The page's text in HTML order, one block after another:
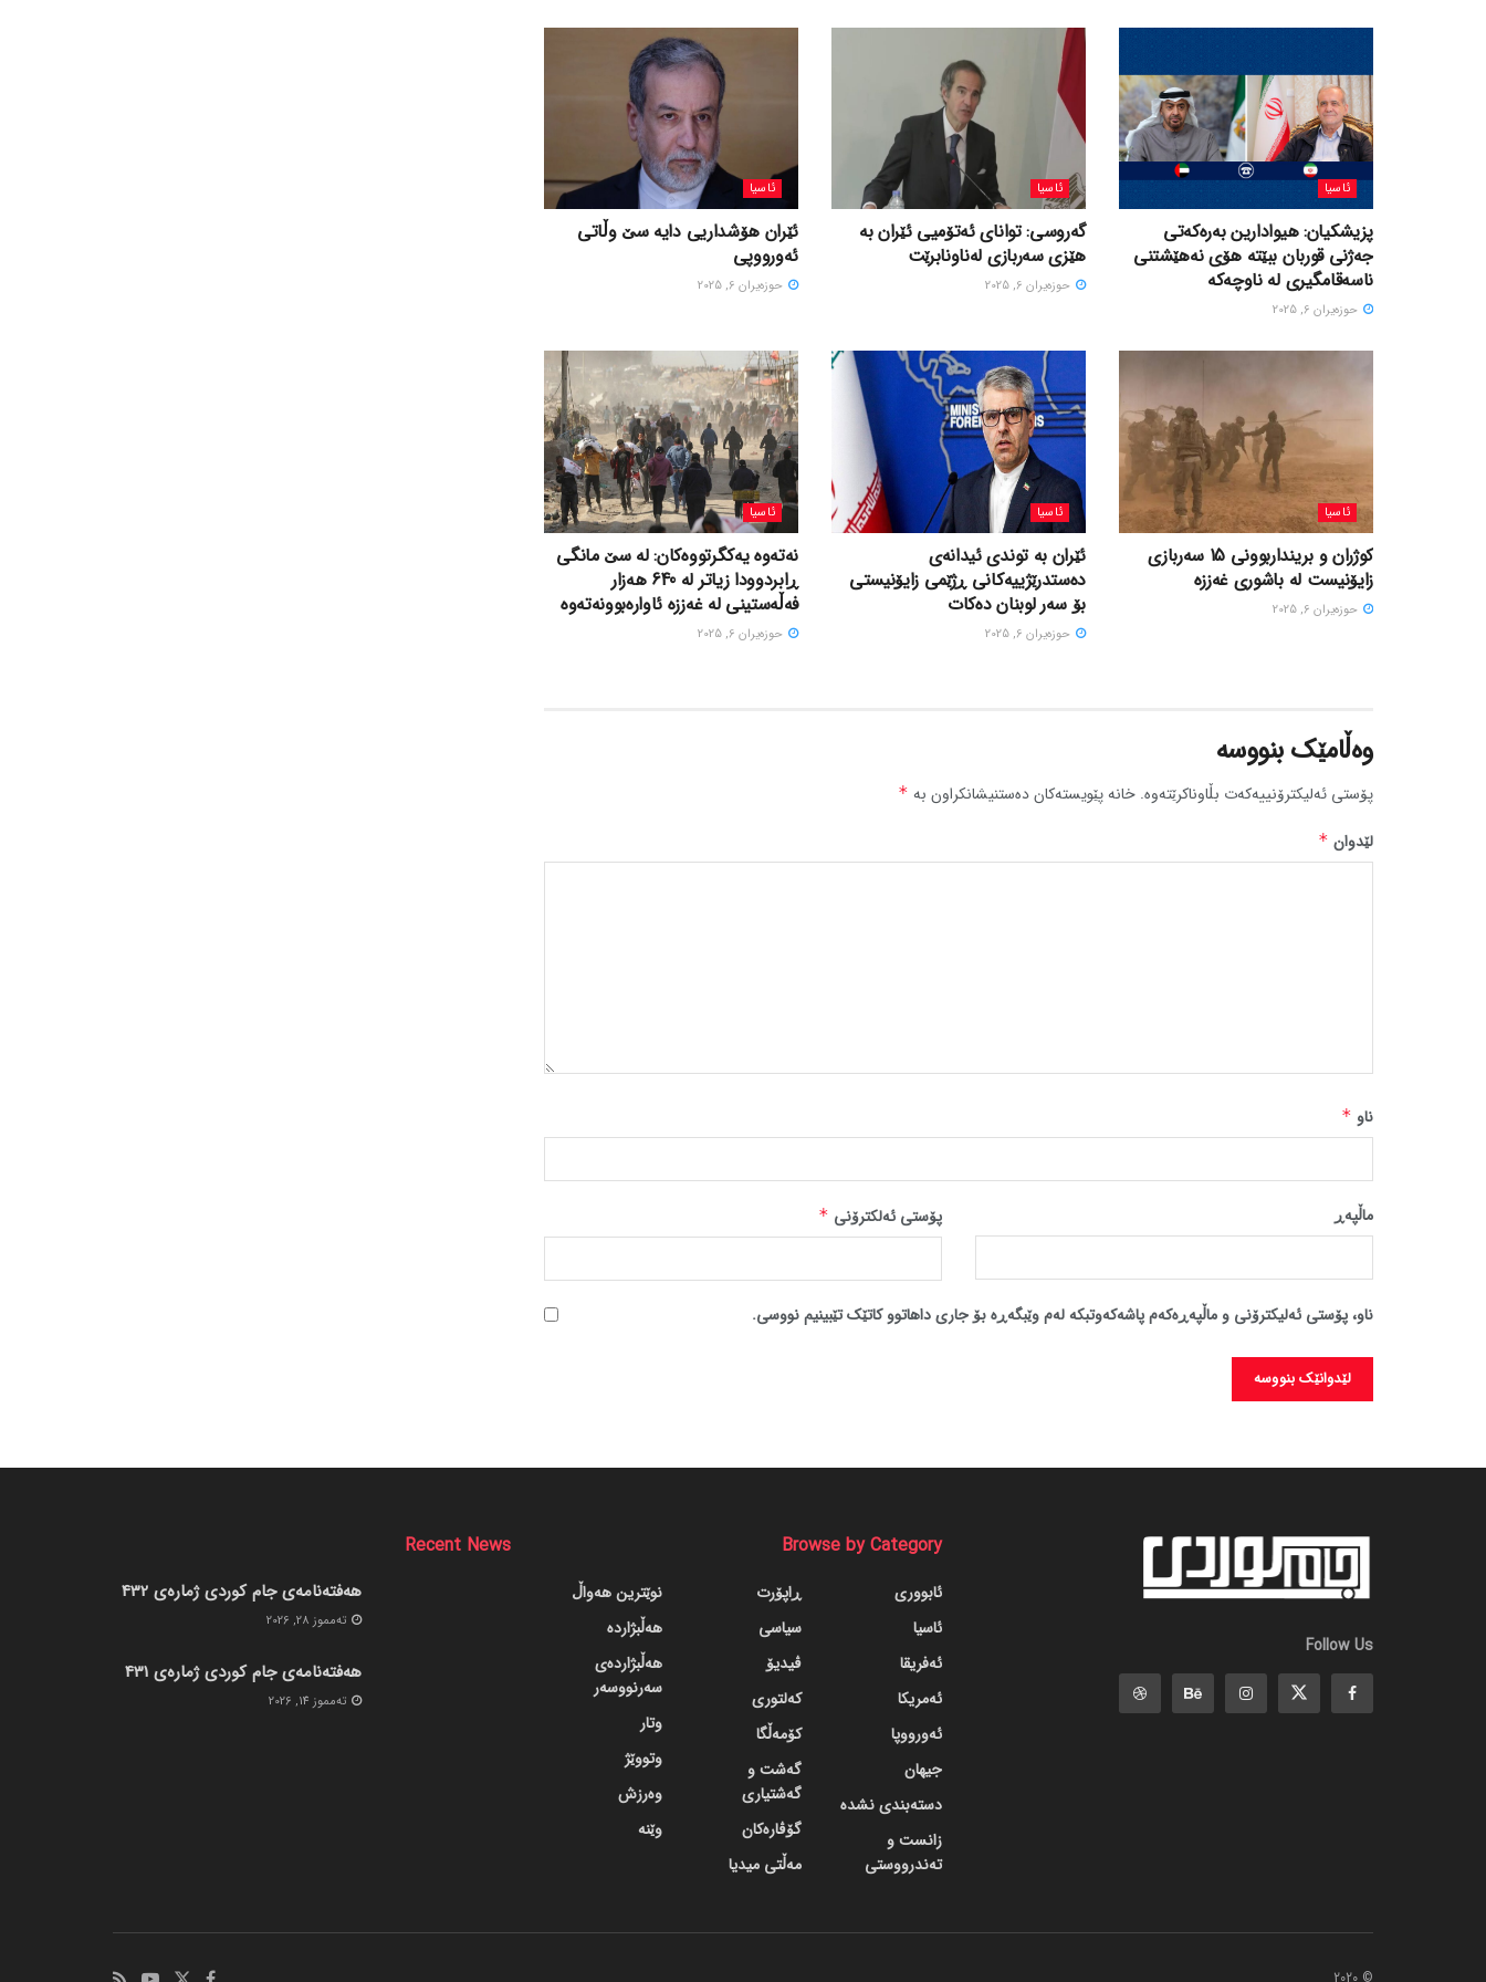
ئاسیا
پزیشکیان: هیوادارین بەرەکەتی
جەژنی قوربان ببێتە هۆی نەهێشتنی
ناسەقامگیری لە ناوچەکە
حوزه‌یران 6, 2025
ئاسیا
گەروسی: توانای ئەتۆمیی ئێران بە
هێزی سەربازی لەناونابرێت
حوزه‌یران 6, 2025
ئاسیا
ئێران هۆشداریی دایە سێ وڵاتی
ئەورووپی
حوزه‌یران 6, 2025
ئاسیا
کوژران و برینداربوونی 15 سەربازی
زایۆنیست لە باشوری غەززە
حوزه‌یران 6, 2025
ئاسیا
ئێران بە توندی ئیدانەی
دەستدرێژییەکانی ڕژێمی زایۆنیستی
بۆ سەر لوبنان دەکات
حوزه‌یران 6, 2025
ئاسیا
نەتەوە یەکگرتووەکان: لە سێ مانگی
ڕابردوودا زیاتر لە 640 هەزار
فەڵەستینی لە غەززە ئاوارەبوونەتەوە
حوزه‌یران 6, 2025
وەڵامێک بنووسە
پۆستی ئەلیکترۆنییەکەت بڵاوناکرێتەوە. خانە پێویستەکان دەستنیشانکراون بە *
لێدوان *
ناو *
پۆستی ئەلکترۆنی * ماڵپه‌ڕ
ناو، پۆستی ئەلیکترۆنی و ماڵپەڕەکەم پاشەکەوتبکە لەم وێبگەڕە بۆ جاری داهاتوو کاتێک تێبینیم نووسی.
Follow Us
Browse by Category
ئابووری
ئاسیا
ئەفریقا
ئەمریکا
ئەورووپا
جیهان
دسته‌بندی نشده
زانست و
تەندرووستی
ڕاپۆرت
سیاسی
ڤیدیۆ
کەلتوری
کۆمەڵگا
گه‌شت و
گه‌شتیاری
گۆڤاره‌کان
مەڵتی میدیا
نوێترین هەواڵ
هەڵبژاردە
هەڵبژاردەی
سەرنووسەر
وتار
وتووێژ
وەرزش
وێنە
Recent News
هەفتەنامەی جام کوردی ژمارەی 432
ته‌مموز 28, 2026
هەفتەنامەی جام کوردی ژمارەی 431
ته‌مموز 14, 2026
© 2020